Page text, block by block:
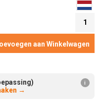
1
→
i